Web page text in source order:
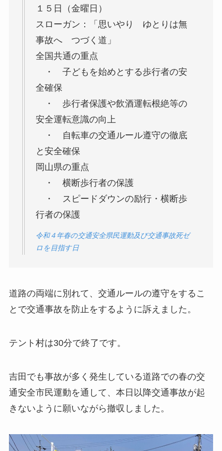
１５日（金曜日）
スローガン：「思いやり ゆとりは無
事故へ つづく道」
全国共通の重点
・ 子どもを始めとする歩行者の安
全確保
・ 歩行者保護や飲酒運転根絶等の
安全運転意識の向上
・ 自転車の交通ルール遵守の徹底
と安全確保
岡山県の重点
・ 横断歩行者の保護
・ スピードダウンの励行・横断歩
行者の保護
令和４年春の交通安全県民運動及び交通事故死ゼ
ロを目指す日
道路の両端に別れて、交通ルールの遵守をするこ
とで交通事故を防止をするように訴えました。
テント村は30分で終了です。
吉田でも事故が多く発生している道路での春の交
通安全市民運動を通して、本日以降交通事故が起
きないように願いながら撤収しました。